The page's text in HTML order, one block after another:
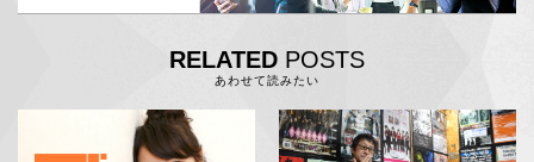
RELATED POSTS
あわせて読みたい